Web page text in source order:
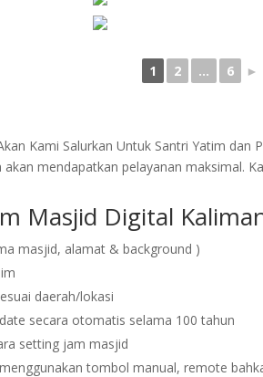
1 2 ... 6 ►
Kami Salurkan Untuk Santri Yatim dan
akan mendapatkan pelayanan maksimal.
Masjid Digital
masjid, alamat & background )
daerah/lokasi
secara otomatis selama 100 tahun
setting jam masjid
tombol manual, remote